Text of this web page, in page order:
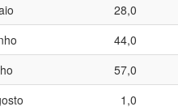
28,0
44,0
57,0
1,0